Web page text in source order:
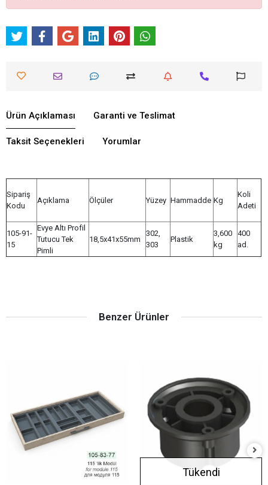
Ürün Açıklaması Garanti ve Teslimat
Taksit Seçenekleri Yorumlar
Sipariş
Kodu
Açıklama Ölçüler Yüzey Hammadde Kg
Koli
Adeti
105-91-
15
Evye Altı Profil
Tutucu Tek
Pimli
18,5x41x55mm
302,
303
Plastik
3,600
kg
400
ad.
Benzer Ürünler
Tükendi